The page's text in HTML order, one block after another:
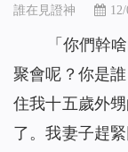
誰在見證神
「你們幹
聚會呢？你是
住我十五歲外
了。我妻子趕